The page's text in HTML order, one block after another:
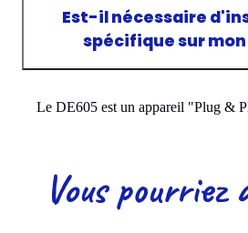
Est-il nécessaire
spécifique sur
Le DE605 est un appareil "Plug &
Vous pourriez